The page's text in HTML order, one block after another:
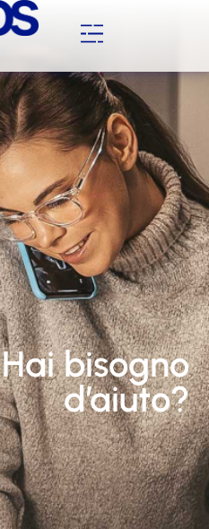
Hai bisogno
d’aiuto?